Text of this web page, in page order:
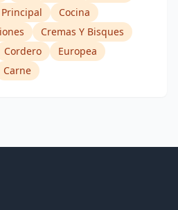
Cocina
Cremas Y Bisques
Cordero
Europea
Carne